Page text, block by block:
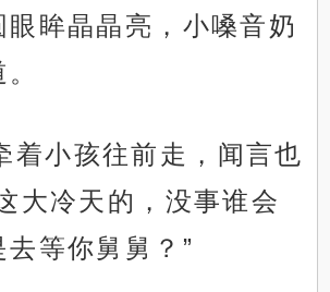
眼眸晶晶亮，小嗓音奶
着小孩往前走，闻言也
大冷天的，没事谁会
等你舅舅？”